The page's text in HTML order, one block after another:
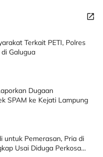
Terkait PETI, Polres
Galugua
Dugaan
SPAM ke Kejati Lampung
untuk Pemerasan, Pria di
Usai Diduga Perkosa